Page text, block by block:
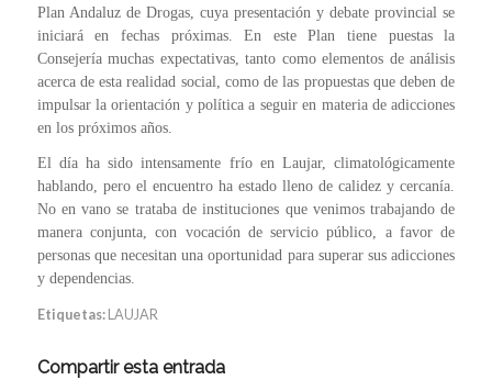
Plan Andaluz de Drogas, cuya presentación y debate provincial se
iniciará en fechas próximas. En este Plan tiene puestas la
Consejería muchas expectativas, tanto como elementos de análisis
acerca de esta realidad social, como de las propuestas que deben de
impulsar la orientación y política a seguir en materia de adicciones
en los próximos años.
El día ha sido intensamente frío en Laujar, climatológicamente
hablando, pero el encuentro ha estado lleno de calidez y cercanía.
No en vano se trataba de instituciones que venimos trabajando de
manera conjunta, con vocación de servicio público, a favor de
personas que necesitan una oportunidad para superar sus adicciones
y dependencias.
Etiquetas: LAUJAR
Compartir esta entrada